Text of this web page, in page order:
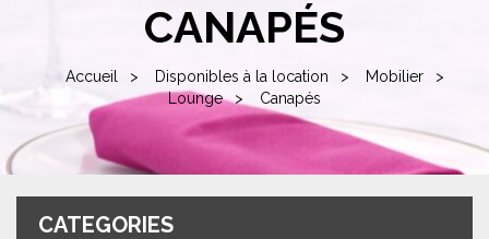
CANAPÉS
Accueil Disponibles à la location
Mobilier
Lounge
Canapés
CATEGORIES